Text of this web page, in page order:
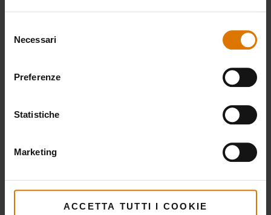
delNecessari
Preferenze
Statistiche
Marketing
ACCETTA TUTTI I COOKIE
Panna acida o crema messicana
Bricchette Di Carbone